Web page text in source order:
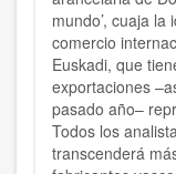
mundo’, cuaja
comercio
Euskadi, que
exportaciones
pasado año–
Todos los
transcenderá